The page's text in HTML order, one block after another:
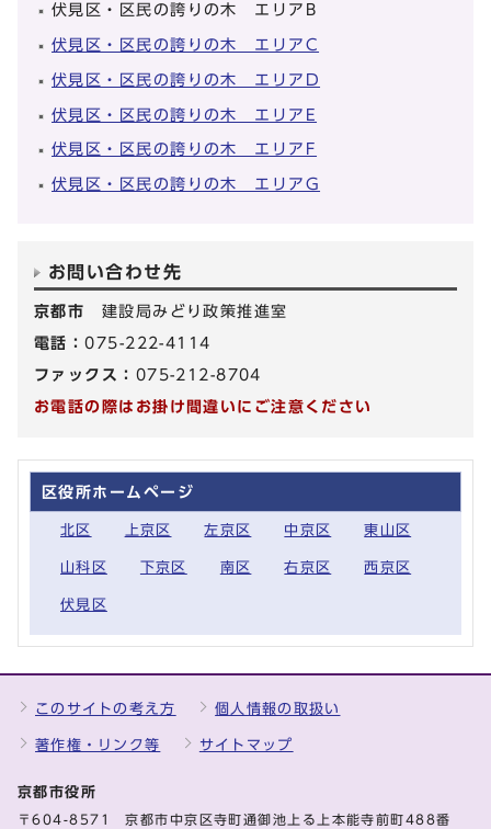
伏見区・区民の誇りの木 エリアB
伏見区・区民の誇りの木 エリアC
伏見区・区民の誇りの木 エリアD
伏見区・区民の誇りの木 エリアE
伏見区・区民の誇りの木 エリアF
伏見区・区民の誇りの木 エリアG
お問い合わせ先
京都市 建設局みどり政策推進室
電話：075-222-4114
ファックス： 075-212-8704
お電話の際はお掛け間違いにご注意ください
区役所ホームページ
北区 上京区 左京区 中京区 東山区
山科区 下京区 南区 右京区 西京区
伏見区
このサイトの考え方 個人情報の取扱い
著作権・リンク等 サイトマップ
京都市役所
〒604-8571 京都市中京区寺町通御池上る上本能寺前町488番